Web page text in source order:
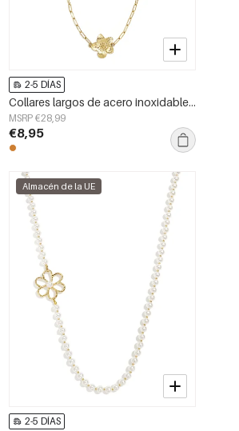
2-5 DÍAS
Collares largos de acero inoxidable con diseño floral, estilo casual y sencillo para uso diario. Joyería para mujer.
MSRP €28,99
€8,95
Almacén de la UE
2-5 DÍAS